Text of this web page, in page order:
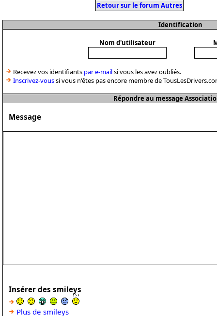
Retour sur le forum Autres
Identification
Nom d'utilisateur
Recevez vos identifiants par e-mailsi vous les avez oubliés.
Inscrivez-voussi vous n'êtes pas encore membre de
Répondre au message
Message
Insérer des smileys
Plus de smileys